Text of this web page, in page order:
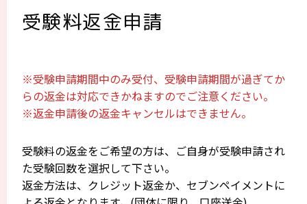
試験概要
歴史
資格の活用について
CEFR比較表
受験について
実施日程・会場
受験申請
試験に関する注意事項
Q&A
奨学金概要
韓日教育交流協力事業（GKS)
関連サービス
受験料返金申請
※受験申請期間中のみ受付、 受験申請期間が過ぎてか
らの返金は対応できかねますのでご注意ください。
※返金申請後の返金キャンセルはできません。
受験料の返金をご希望の方は、ご自身が受験申請され
た受験回数を選択して下さい。
返金方法は、クレジット返金か、セブンペイメントに